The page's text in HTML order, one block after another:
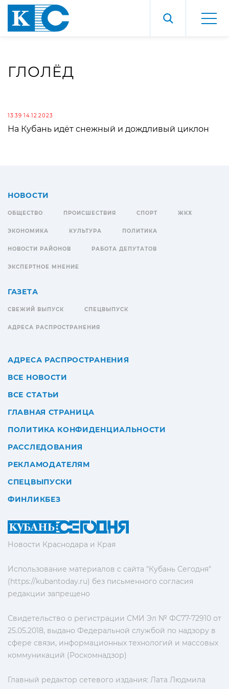
ГЛОЛЁД
13:39 14.12.2023
На Кубань идёт снежный и дождливый циклон
Новости Краснодара и Края
Использование материалов с сайта "Кубань Сегодня"
(https://kubantoday.ru) без письменного согласия
редакции запрещено
Свидетельство о регистрации СМИ Эл № ФС77-72910 от
25.05.2018, выдано Федеральной службой по надзору в
сфере связи, информационных технологий и массовых
коммуникаций (Роскомнадзор)
Главный редактор сетевого издания: Лата Людмила
НОВОСТИ
ОБЩЕСТВО ПРОИСШЕСТВИЯ СПОРТ ЖКХ
ЭКОНОМИКА КУЛЬТУРА ПОЛИТИКА
НОВОСТИ РАЙОНОВ РАБОТА ДЕПУТАТОВ
ЭКСПЕРТНОЕ МНЕНИЕ
ГАЗЕТА
СВЕЖИЙ ВЫПУСК СПЕЦВЫПУСК
АДРЕСА РАСПРОСТРАНЕНИЯ
АДРЕСА РАСПРОСТРАНЕНИЯ
ВСЕ НОВОСТИ
ВСЕ СТАТЬИ
ГЛАВНАЯ СТРАНИЦА
ПОЛИТИКА КОНФИДЕНЦИАЛЬНОСТИ
РАССЛЕДОВАНИЯ
РЕКЛАМОДАТЕЛЯМ
СПЕЦВЫПУСКИ
ФИНЛИКБЕЗ